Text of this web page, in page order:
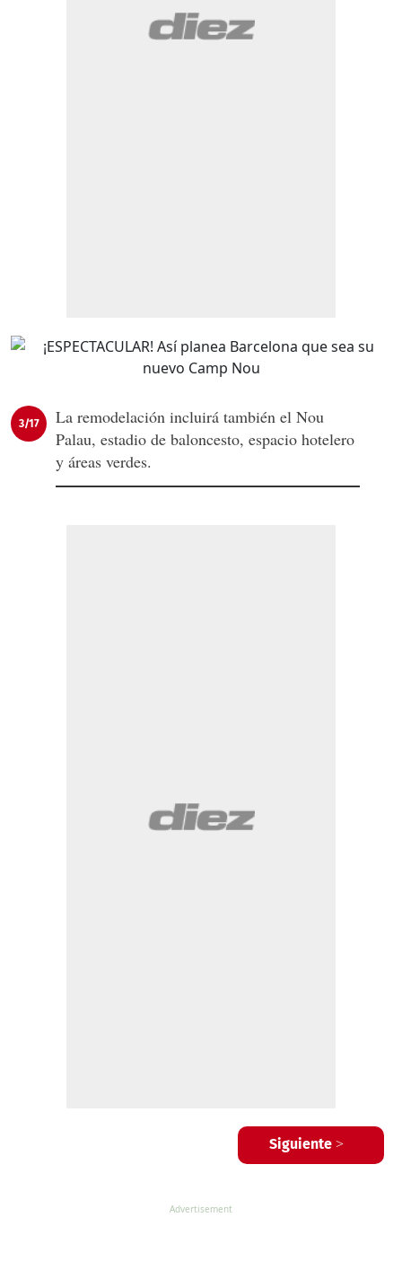
3/17
La remodelación incluirá también el Nou
Palau, estadio de baloncesto, espacio hotelero
y áreas verdes.
Siguiente >